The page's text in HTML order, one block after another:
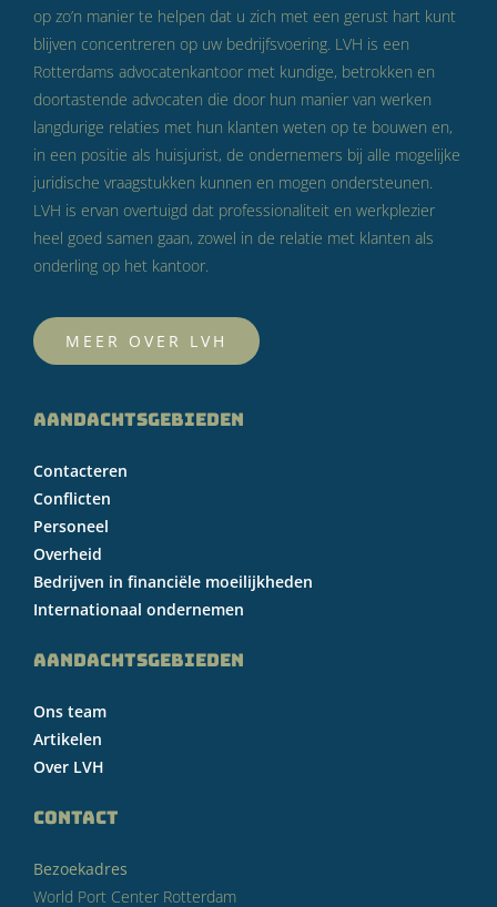
op zo’n manier te helpen dat u zich met een gerust hart kunt
blijven concentreren op uw bedrijfsvoering. LVH is een
Rotterdams advocatenkantoor met kundige, betrokken en
doortastende advocaten die door hun manier van werken
langdurige relaties met hun klanten weten op te bouwen en,
in een positie als huisjurist, de ondernemers bij alle mogelijke
juridische vraagstukken kunnen en mogen ondersteunen.
LVH is ervan overtuigd dat professionaliteit en werkplezier
heel goed samen gaan, zowel in de relatie met klanten als
onderling op het kantoor.
MEER OVER LVH
AANDACHTSGEBIEDEN
Contacteren
Conflicten
Personeel
Overheid
Bedrijven in financiële moeilijkheden
Internationaal ondernemen
AANDACHTSGEBIEDEN
Ons team
Artikelen
Over LVH
CONTACT
Bezoekadres
World Port Center Rotterdam